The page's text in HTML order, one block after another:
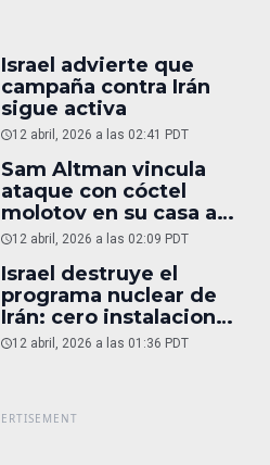
Israel advierte que
campaña contra Irán
sigue activa
12 abril, 2026 a las 02:41 PDT
Sam Altman vincula
ataque con cóctel
molotov en su casa a
reportaje
12 abril, 2026 a las 02:09 PDT
Israel destruye el
programa nuclear de
Irán: cero instalaciones
operativas
12 abril, 2026 a las 01:36 PDT